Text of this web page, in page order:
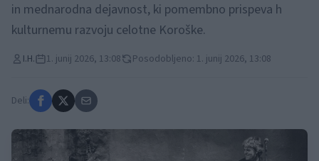
in mednarodna dejavnost, ki pomembno prispeva h
kulturnemu razvoju celotne Koroške.
I.H. 1. junij 2026, 13:08 Posodobljeno: 1. junij 2026, 13:08
Deli: